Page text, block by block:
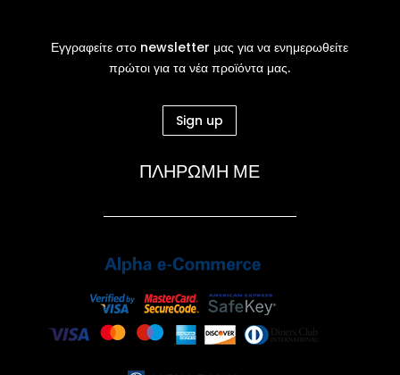
Εγγραφείτε στο newsletter μας για να ενημερωθείτε
πρώτοι για τα νέα προϊόντα μας.
Sign up
ΠΛΗΡΩΜΗ ΜΕ